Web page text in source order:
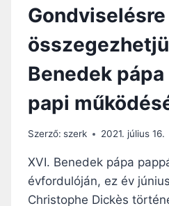
Gondviselésre
Benedek
papi
Szerző: szerk 2021. július 16.
XVI. Benedek pápa
évfordulóján, ez év
Christophe Dickès